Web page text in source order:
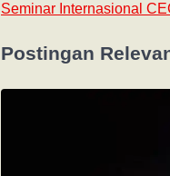
Seminar Internasional
Postingan